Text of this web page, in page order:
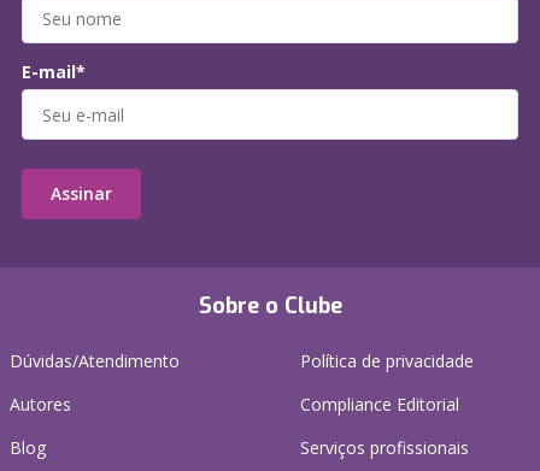
Sobre o Clube
Dúvidas/Atendimento
Autores
Blog
Política de privacidade
Compliance Editorial
Serviços profissionais
E-mail*
Assinar